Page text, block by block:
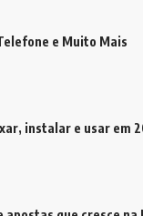
e Muito Mais
instalar e usar em